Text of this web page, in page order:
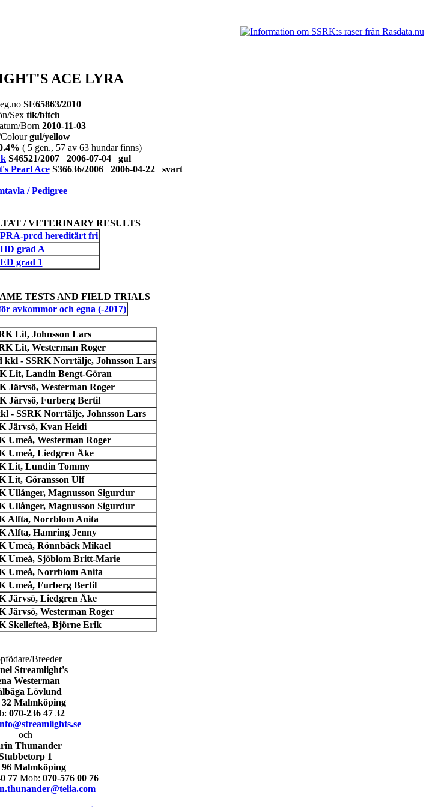
ACE LYRA
SE65863/2010
Sex tik/bitch
Born 2010-11-03
gul/yellow
( 5 gen., 57 av 63 hundar finns)
S46521/2007 2006-07-04 gul
Pearl AceS36636/2006 2006-04-22 svart
/ Pedigree
/ VETERINARY RESULTS
PRA-prcd hereditärt fri
HD grad A
ED grad 1
TESTS AND FIELD TRIALS
avkommor och egna (-2017)
Lit, Johnsson Lars
Lit, Westerman Roger
kkl - SSRK Norrtälje, Johnsson Lars
Lit, Landin Bengt-Göran
Järvsö, Westerman Roger
Järvsö, Furberg Bertil
- SSRK Norrtälje, Johnsson Lars
Järvsö, Kvan Heidi
Umeå, Westerman Roger
Umeå, Liedgren Åke
Lit, Lundin Tommy
Lit, Göransson Ulf
Ullånger, Magnusson Sigurdur
Ullånger, Magnusson Sigurdur
Alfta, Norrblom Anita
Alfta, Hamring Jenny
Umeå, Rönnbäck Mikael
Umeå, Sjöblom Britt-Marie
Umeå, Norrblom Anita
Umeå, Furberg Bertil
Järvsö, Liedgren Åke
Järvsö, Westerman Roger
Skellefteå, Björne Erik
Breeder
Streamlight's
Westerman
Lövlund
32 Malmköping
070-236 47 32
och
Thunander
1
96 Malmköping
77 Mob: 070-576 00 76